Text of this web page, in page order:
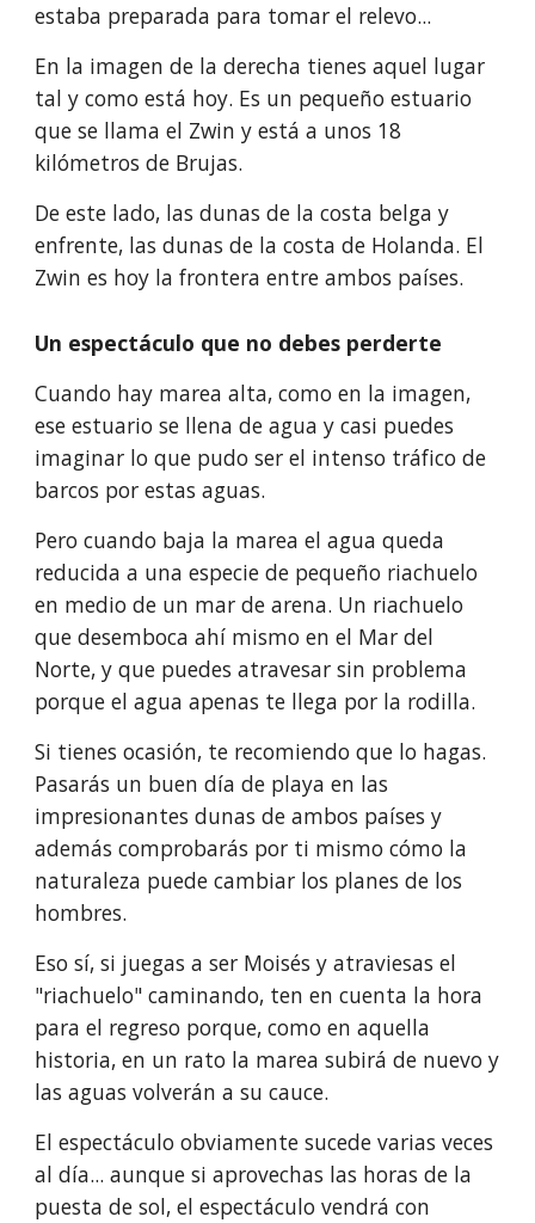
estaba preparada para tomar el relevo...
En la imagen de la derecha tienes aquel lugar
tal y como está hoy. Es un pequeño estuario
que se llama el Zwin y está a unos 18
kilómetros de Brujas.
De este lado, las dunas de la costa belga y
enfrente, las dunas de la costa de Holanda. El
Zwin es hoy la frontera entre ambos países.
Un espectáculo que no debes perderte
Cuando hay marea alta, como en la imagen,
ese estuario se llena de agua y casi puedes
imaginar lo que pudo ser el intenso tráfico de
barcos por estas aguas.
Pero cuando baja la marea el agua queda
reducida a una especie de pequeño riachuelo
en medio de un mar de arena. Un riachuelo
que desemboca ahí mismo en el Mar del
Norte, y que puedes atravesar sin problema
porque el agua apenas te llega por la rodilla.
Si tienes ocasión, te recomiendo que lo hagas.
Pasarás un buen día de playa en las
impresionantes dunas de ambos países y
además comprobarás por ti mismo cómo la
naturaleza puede cambiar los planes de los
hombres.
Eso sí, si juegas a ser Moisés y atraviesas el
"riachuelo" caminando, ten en cuenta la hora
para el regreso porque, como en aquella
historia, en un rato la marea subirá de nuevo y
las aguas volverán a su cauce.
El espectáculo obviamente sucede varias veces
al día... aunque si aprovechas las horas de la
puesta de sol, el espectáculo vendrá con